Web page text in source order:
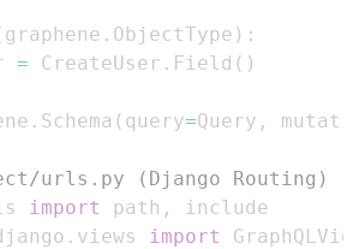
graphene . ObjectType ) :
= CreateUser . Field ( )
. Schema ( query=Query ,
urls.py (Django Routing)
import path ,
. views
import